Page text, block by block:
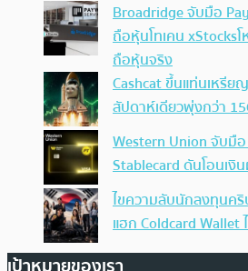
Broadridge จับมือ
ถือหุ้นโทเคน xStocks
ถือหุ้นจริง
Cashcat ขึ้นแท่นเหรีย
สัปดาห์เดียวพุ่งกว่า
Western Union จับมื
Stablecard ดันโอนเงิ
ไขความลับนักลงทุนคริ
แฮก Coldcard Wallet